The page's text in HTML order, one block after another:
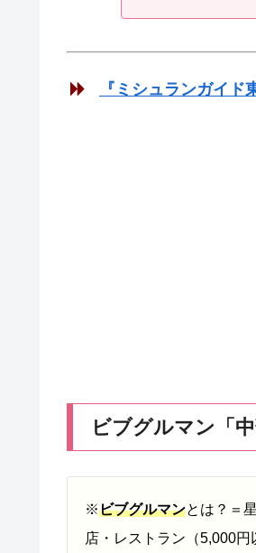
『ミシュランガイド
ビブグルマン「
※ビブグルマンとは？＝
店・レストラン（5,000円